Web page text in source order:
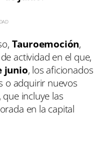
Tauroemoción,
actividad en el que,
junio, los aficionados
o adquirir nuevos
incluye las
en la capital